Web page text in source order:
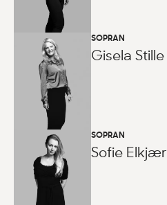
SOPRAN
Gisela Stille
SOPRAN
Sofie